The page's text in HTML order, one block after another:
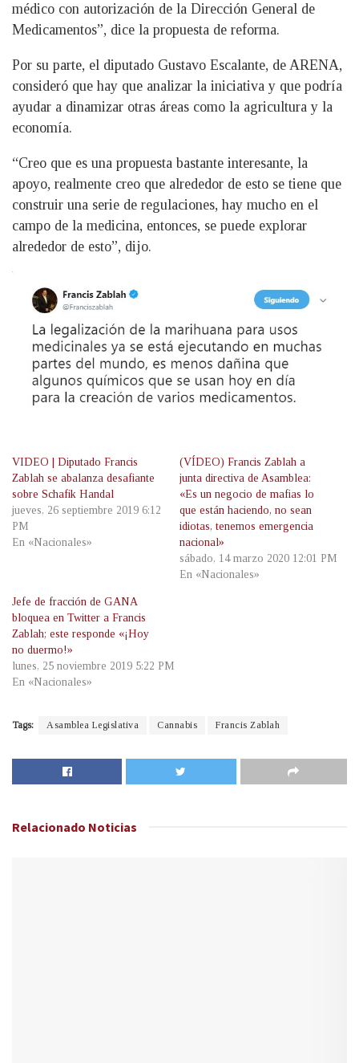
médico con autorización de la Dirección General de
Medicamentos”, dice la propuesta de reforma.
Por su parte, el diputado Gustavo Escalante, de ARENA,
consideró que hay que analizar la iniciativa y que podría
ayudar a dinamizar otras áreas como la agricultura y la
economía.
“Creo que es una propuesta bastante interesante, la
apoyo, realmente creo que alrededor de esto se tiene que
construir una serie de regulaciones, hay mucho en el
campo de la medicina, entonces, se puede explorar
alrededor de esto”, dijo.
VIDEO | Diputado Francis
Zablah se abalanza desafiante
sobre Schafik Handal
jueves, 26 septiembre 2019 6:12
PM
En «Nacionales»
(VÍDEO) Francis Zablah a
junta directiva de Asamblea:
«Es un negocio de mafias lo
que están haciendo, no sean
idiotas, tenemos emergencia
nacional»
sábado, 14 marzo 2020 12:01 PM
En «Nacionales»
Jefe de fracción de GANA
bloquea en Twitter a Francis
Zablah; este responde «¡Hoy
no duermo!»
lunes, 25 noviembre 2019 5:22 PM
En «Nacionales»
Tags: Asamblea Legislativa Cannabis Francis Zablah
Relacionado Noticias